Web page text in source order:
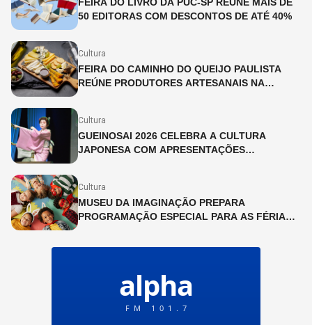
50 EDITORAS COM DESCONTOS DE ATÉ 40%
Cultura
FEIRA DO CAMINHO DO QUEIJO PAULISTA
REÚNE PRODUTORES ARTESANAIS NA
Cultura
GUEINOSAI 2026 CELEBRA A CULTURA
JAPONESA COM APRESENTAÇÕES
Cultura
MUSEU DA IMAGINAÇÃO PREPARA
PROGRAMAÇÃO ESPECIAL PARA AS FÉRIAS